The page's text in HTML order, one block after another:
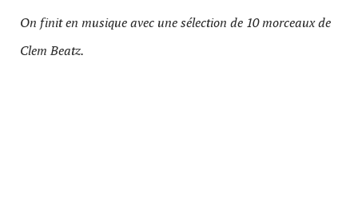
On finit en musique avec une sélection de 10 morceaux de
Clem Beatz.